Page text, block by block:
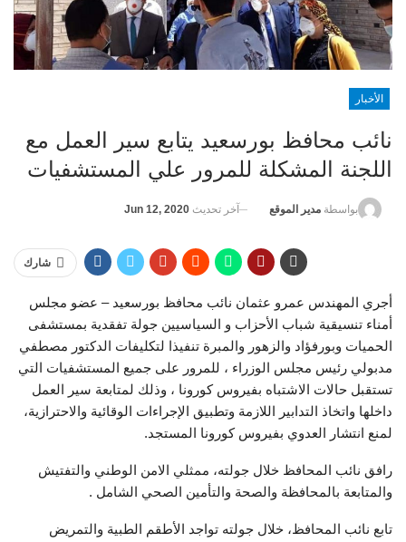
الأخبار
نائب محافظ بورسعيد يتابع سير العمل مع
اللجنة المشكلة للمرور علي المستشفيات
بواسطة مدير الموقع آخر تحديث Jun 12, 2020
شارك
أجري المهندس عمرو عثمان نائب محافظ بورسعيد – عضو مجلس
أمناء تنسيقية شباب الأحزاب و السياسيين جولة تفقدية بمستشفى
الحميات وبورفؤاد والزهور والمبرة تنفيذا لتكليفات الدكتور مصطفي
مدبولي رئيس مجلس الوزراء ، للمرور على جميع المستشفيات التي
تستقبل حالات الاشتباه بفيروس كورونا ، وذلك لمتابعة سير العمل
داخلها واتخاذ التدابير اللازمة وتطبيق الإجراءات الوقائية والاحترازية،
لمنع انتشار العدوي بفيروس كورونا المستجد.
رافق نائب المحافظ خلال جولته، ممثلي الامن الوطني والتفتيش
والمتابعة بالمحافظة والصحة والتأمين الصحي الشامل .
تابع نائب المحافظ، خلال جولته تواجد الأطقم الطبية والتمريض